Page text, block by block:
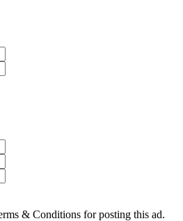
& Conditions for posting this ad.